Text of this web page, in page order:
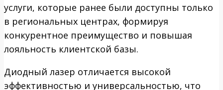
услуги, которые ранее были доступны только
в региональных центрах, формируя
конкурентное преимущество и повышая
лояльность клиентской базы.
Диодный лазер отличается высокой
эффективностью и универсальностью, что